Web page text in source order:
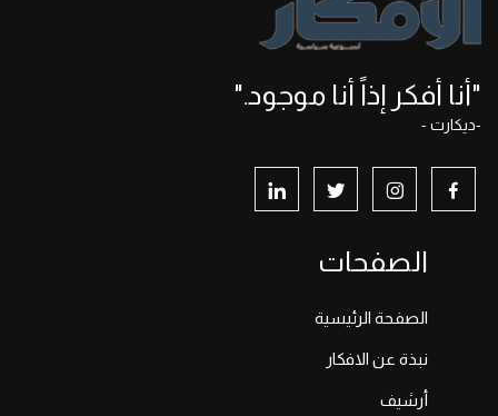
"أنا أفكر إذاً أنا موجود."
-ديكارت -
الصفحات
الصفحة الرئيسية
نبذة عن الافكار
أرشيف